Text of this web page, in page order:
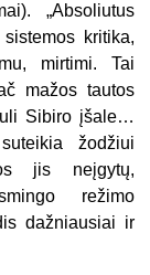
„Absoliutus
kritika,
mirtimi. Tai
mažos tautos
Sibiro įšale…
žodžiui
jis neįgytų,
režimo
dažniausiai ir